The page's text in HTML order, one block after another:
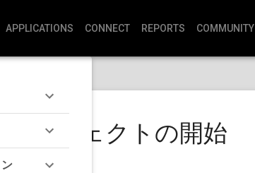
APPLICATIONS CONNECT REPORTS COMMUNITY
プロジェクトの開始